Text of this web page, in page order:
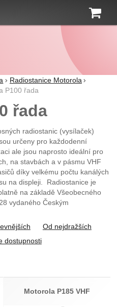
Radiostanice Motorola
P100 řada
řada
radiostanic (vysílaček)
určeny pro každodenní
ale jsou naprosto ideální pro
na stavbách a v pásmu VHF
díky velkému počtu kanálých
na displeji. Radiostanice je
na základě Všeobecného
vydaného Českým
Od nejdražších
dostupnosti
Motorola P185 VHF